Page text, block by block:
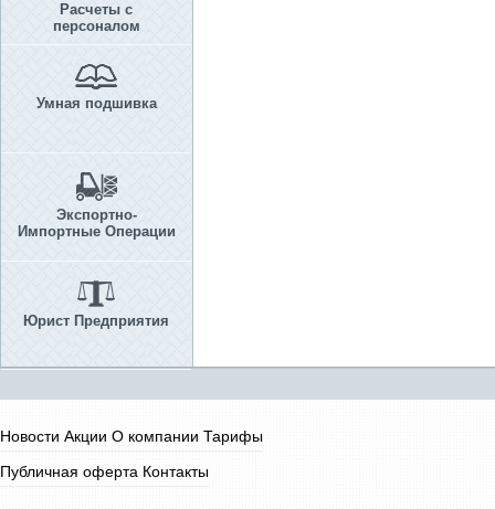
Расчеты с
персоналом
Умная подшивка
Экспортно-
Импортные Операции
Юрист Предприятия
Новости Акции О компании Тарифы
Публичная оферта Контакты